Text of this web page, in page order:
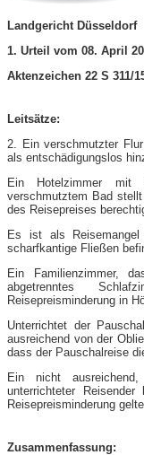
Landgericht Düsseldorf
1. Urteil vom 08. April
Aktenzeichen 22 S 311/
Leitsätze:
2. Ein verschmutzter
als entschädigungslos
Ein Hotelzimmer mit
verschmutztem Bad
des Reisepreises
Es ist als
scharfkantige Fließen
Ein Familienzimmer,
abgetrenntes
Reisepreisminderung in
Unterrichtet der
ausreichend von der
dass der Pauschalreise
Ein nicht
unterrichteter
Reisepreisminderung
Zusammenfassung: